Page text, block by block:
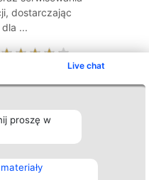
Live chat
proszę w
dostarczając
...